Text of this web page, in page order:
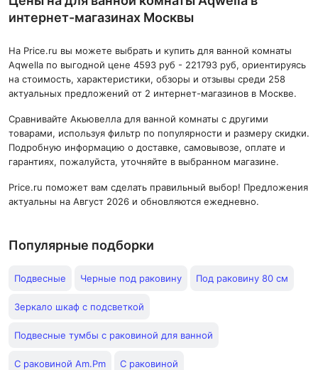
интернет-магазинах Москвы
На Price.ru вы можете выбрать и купить для ванной комнаты
Aqwella по выгодной цене 4593 руб - 221793 руб, ориентируясь
на стоимость, характеристики, обзоры и отзывы среди 258
актуальных предложений от 2 интернет-магазинов в Москве.
Сравнивайте Акьювелла для ванной комнаты с другими
товарами, используя фильтр по популярности и размеру скидки.
Подробную информацию о доставке, самовывозе, оплате и
гарантиях, пожалуйста, уточняйте в выбранном магазине.
Price.ru поможет вам сделать правильный выбор! Предложения
актуальны на Август 2026 и обновляются ежедневно.
Популярные подборки
Подвесные Черные под раковину Под раковину 80 см
Зеркало шкаф с подсветкой
Подвесные тумбы с раковиной для ванной
С раковиной Am.Pm С раковиной